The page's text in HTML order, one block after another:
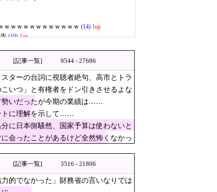
てくれ」
疑い [8/6]
だったが今期の業績は……
の運動方針は極めてバランス良い」
」高圧ガス保安法などに基
[記事一覧] 9544 - 27686
ターの台詞に視聴者絶句、高市とトラ
いつ」と有権者をドン引きさせるよな
勢いだったが今期の業績は……
トに理解を示して……
に日本側騒然、国家予算は使わないと
会ったことがあるけど全然怖くなかっ
[記事一覧] 3516 - 21806
的でなかった」財務省の言いなりでは